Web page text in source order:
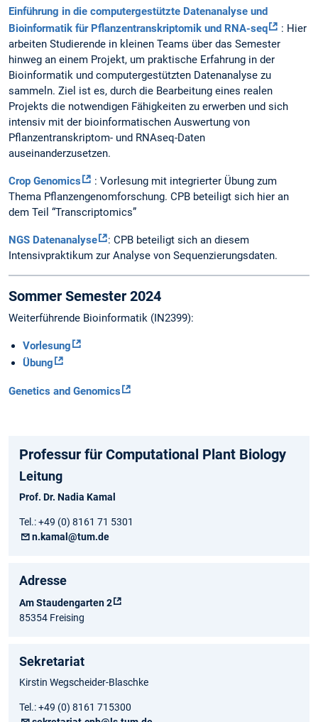
Einführung in die computergestützte Datenanalyse und
Bioinformatik für Pflanzentranskriptomik und RNA-seq
: Hier
arbeiten Studierende in kleinen Teams über das Semester
hinweg an einem Projekt, um praktische Erfahrung in der
Bioinformatik und computergestützten Datenanalyse zu
sammeln. Ziel ist es, durch die Bearbeitung eines realen
Projekts die notwendigen Fähigkeiten zu erwerben und sich
intensiv mit der bioinformatischen Auswertung von
Pflanzentranskriptom- und RNAseq-Daten
auseinanderzusetzen.
Crop Genomics
: Vorlesung mit integrierter Übung zum
Thema Pflanzengenomforschung. CPB beteiligt sich hier an
dem Teil “Transcriptomics”
NGS Datenanalyse
: CPB beteiligt sich an diesem
Intensivpraktikum zur Analyse von Sequenzierungsdaten.
Sommer Semester 2024
Weiterführende Bioinformatik (IN2399):
Vorlesung
Übung
Genetics and Genomics
Professur für Computational Plant Biology
Leitung
Prof. Dr. Nadia Kamal
Tel.: +49 (0) 8161 71 5301
n.kamal@tum.de
Adresse
Am Staudengarten 2
85354 Freising
Sekretariat
Kirstin Wegscheider-Blaschke
Tel.: +49 (0) 8161 715300